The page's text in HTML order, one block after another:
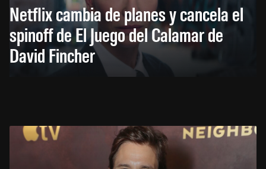
Netflix cambia de planes y cancela el
spinoff de El Juego del Calamar de
David Fincher